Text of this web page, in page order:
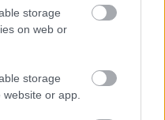
storage
on web or
storage
or app.